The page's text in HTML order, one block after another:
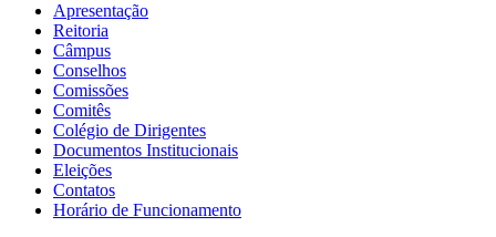
Apresentação
Reitoria
Câmpus
Conselhos
Comissões
Comitês
Colégio de Dirigentes
Documentos Institucionais
Eleições
Contatos
Horário de Funcionamento